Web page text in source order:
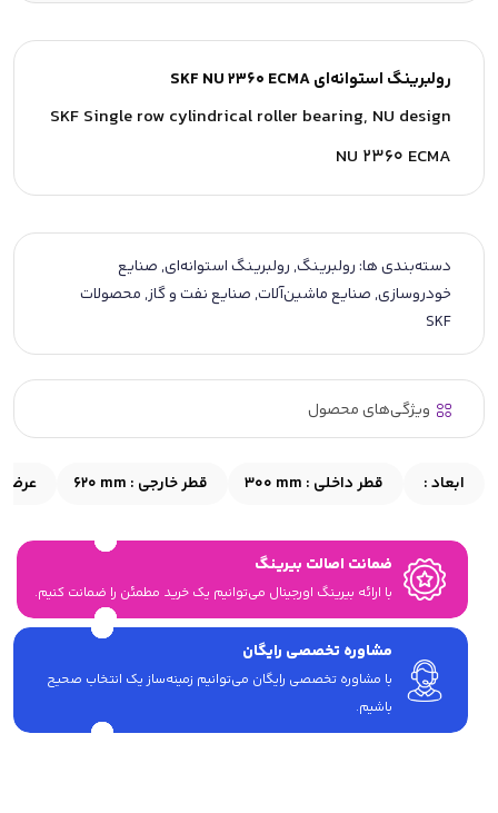
رولبرینگ استوانه‌ای SKF NU 2360 ECMA
SKF Single row cylindrical roller bearing, NU design
NU 2360 ECMA
دسته‌بندی ها: رولبرینگ,رولبرینگ استوانه‌ای,صنایع
خودروسازی,صنایع ماشین‌آلات,صنایع نفت و گاز,محصولات
SKF
ویژگی‌های محصول
ابعاد : قطر داخلی : 300 mm قطر خارجی : 620 mm
ضمانت اصالت بیرینگ
با ارائه بیرینگ اورجینال می‎‌توانیم یک خرید مطمئن را ضمانت کنیم.
مشاوره تخصصی رایگان
با مشاوره تخصصی رایگان می‌توانیم زمینه‌ساز یک انتخاب صحیح
باشیم.